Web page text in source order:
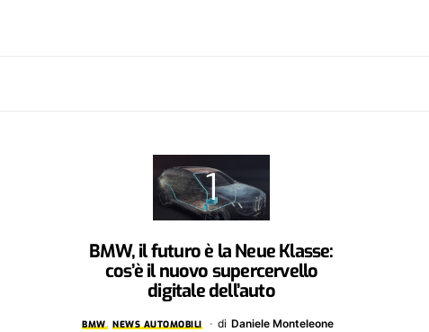
BMW, il futuro è la Neue Klasse:
cos’è il nuovo supercervello
digitale dell’auto
BMW NEWS AUTOMOBILI di Daniele Monteleone